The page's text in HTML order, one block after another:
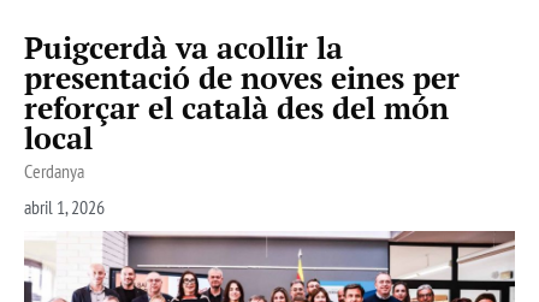
Puigcerdà va acollir la
presentació de noves eines per
reforçar el català des del món
local
Cerdanya
abril 1, 2026